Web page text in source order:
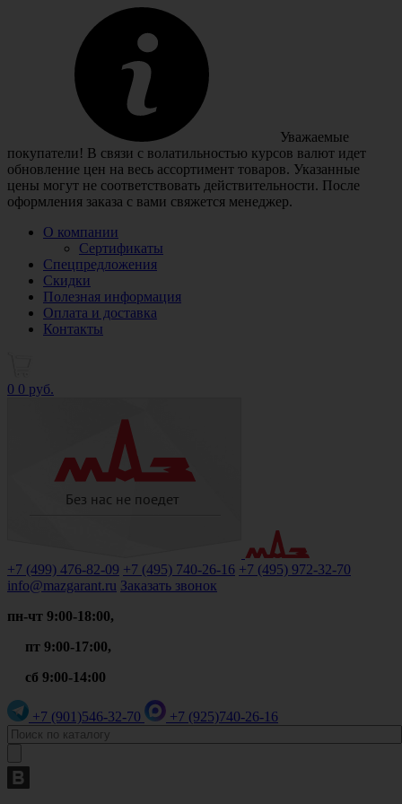
Уважаемые
покупатели! В связи с волатильностью курсов валют идет
обновление цен на весь ассортимент товаров. Указанные
цены могут не соответствовать действительности. После
оформления заказа с вами свяжется менеджер.
О компании
Сертификаты
Спецпредложения
Скидки
Полезная информация
Оплата и доставка
Контакты
0 0 руб.
+7 (499) 476-82-09 +7 (495) 740-26-16 +7 (495) 972-32-70
info@mazgarant.ru Заказать звонок
пн-чт 9:00-18:00,
пт 9:00-17:00,
сб 9:00-14:00
+7 (901)546-32-70 +7 (925)740-26-16